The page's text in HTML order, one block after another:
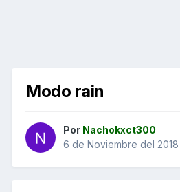
Modo rain
Por Nachokxct300
6 de Noviembre del 2018